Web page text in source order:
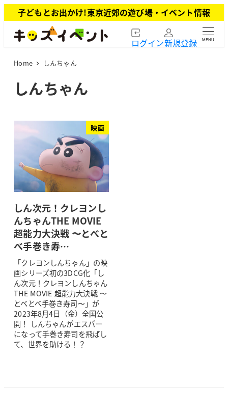
イ
子どもとお出かけ!東京近郊の遊び場・イベント情報
ログイン新規登録 MENU
Home しんちゃん
しんちゃん
映画
しん次元！クレヨンし
んちゃんTHE MOVIE
超能力大決戦 〜とべと
べ手巻き寿…
「クレヨンしんちゃん」の映
画シリーズ初の3DCG化「し
ん次元！クレヨンしんちゃん
THE MOVIE 超能力大決戦 〜
とべとべ手巻き寿司〜」が
2023年8月4日（金）全国公
開！ しんちゃんがエスパー
になって手巻き寿司を飛ばし
て、世界を助ける！？